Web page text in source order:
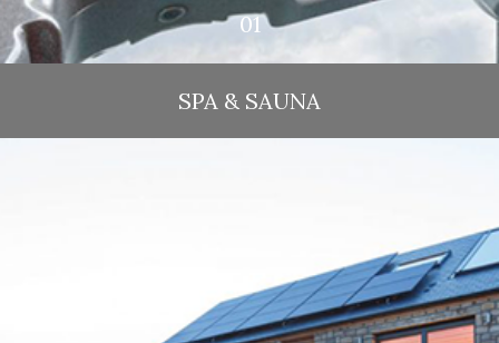
SPA & SAUNA